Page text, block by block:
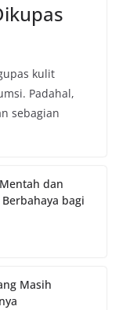
kulit
Padahal,
sebagian
dan
bagi
Masih